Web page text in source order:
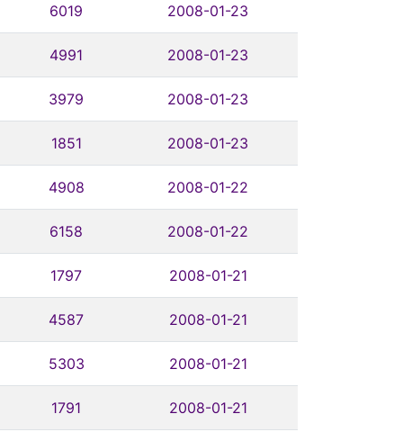
6019 2008-01-23
4991 2008-01-23
3979 2008-01-23
1851 2008-01-23
4908 2008-01-22
6158 2008-01-22
1797 2008-01-21
4587 2008-01-21
5303 2008-01-21
1791 2008-01-21